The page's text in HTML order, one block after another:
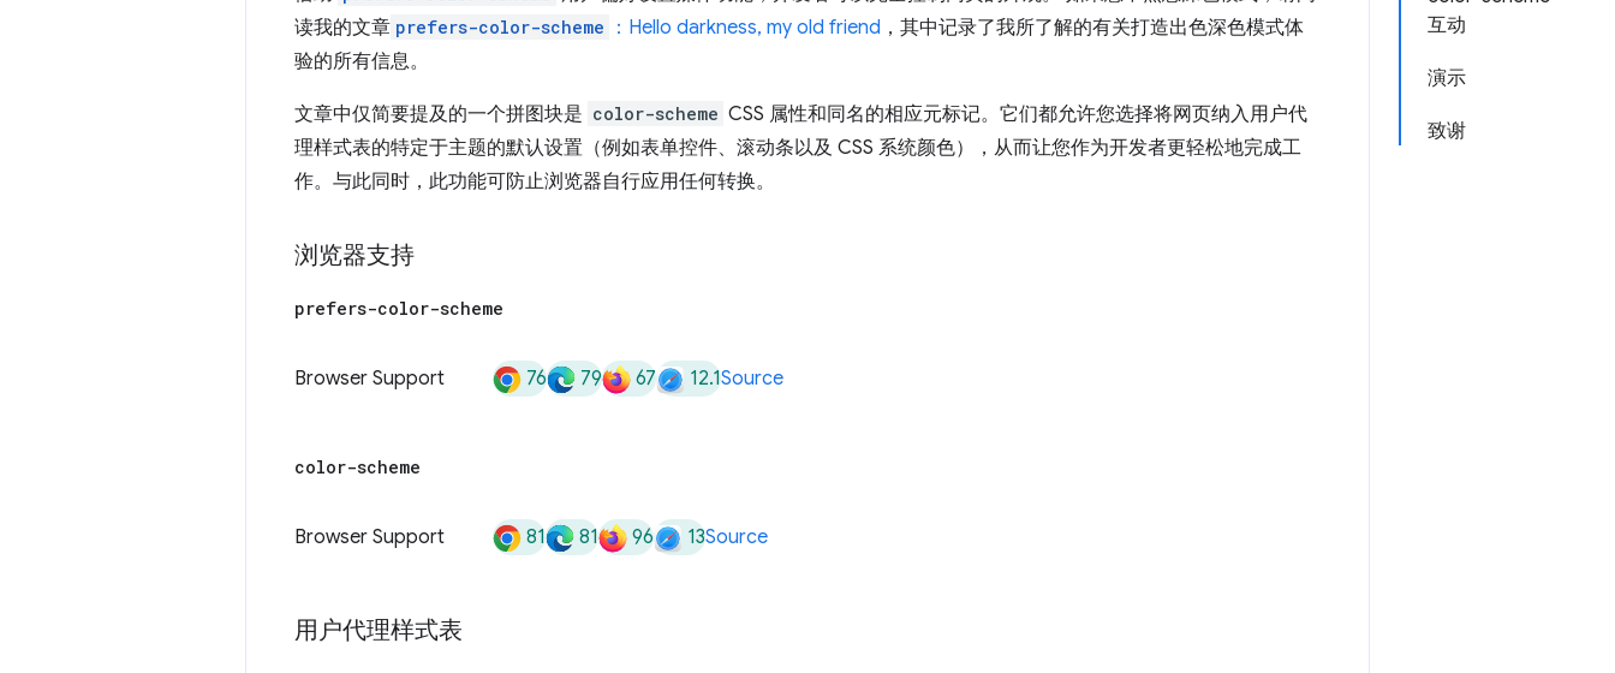
互动
演示
致谢
读我的文章 prefers-color-scheme ：Hello darkness, my old friend ，其中记录了我所了解的有关打造出色深色模式体
验的所有信息。
文章中仅简要提及的一个拼图块是 color-scheme CSS 属性和同名的相应元标记。它们都允许您选择将网页纳入用户代
理样式表的特定于主题的默认设置（例如表单控件、滚动条以及 CSS 系统颜色），从而让您作为开发者更轻松地完成工
作。与此同时，此功能可防止浏览器自行应用任何转换。
浏览器支持
prefers-color-scheme
Browser Support 76 79 67 12.1Source
color-scheme
Browser Support 81 81 96 13Source
用户代理样式表